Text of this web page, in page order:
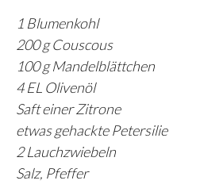
1 Blumenkohl
200 g Couscous
100 g Mandelblättchen
4 EL Olivenöl
Saft einer Zitrone
etwas gehackte Petersilie
2 Lauchzwiebeln
Salz, Pfeffer